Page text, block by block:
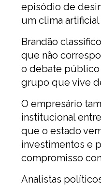
episódio de
um clima
Brandão
que não
o debate público
grupo que vive
O empresário
institucional
que o estado
investimentos e
compromisso
Analistas